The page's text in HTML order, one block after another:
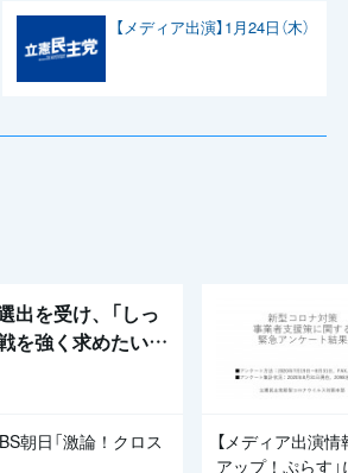
【メディア出演】1月24日（木）
出を受け、「しっ
を強く求めたい」
朝日「激論！クロス
【メディア出演情
アップ！ぷらす